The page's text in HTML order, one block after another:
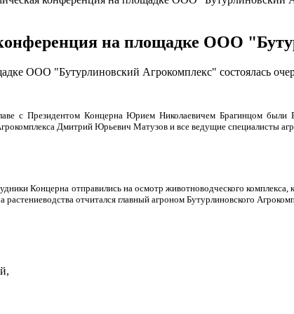
на площадке ООО
ООО "Бутурлиновский Агрокомплекс" состоялась
с Президентом Концерна Юрием Николаевичем Брагинцом
Дмитрий Юрьевич Матузов и все ведущие специалисты
Концерна отправились на осмотр животноводческого
растениеводства отчитался главный агроном Бутурлиновского